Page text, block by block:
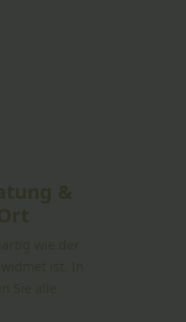
&
wie der
ist. In
Sie alle